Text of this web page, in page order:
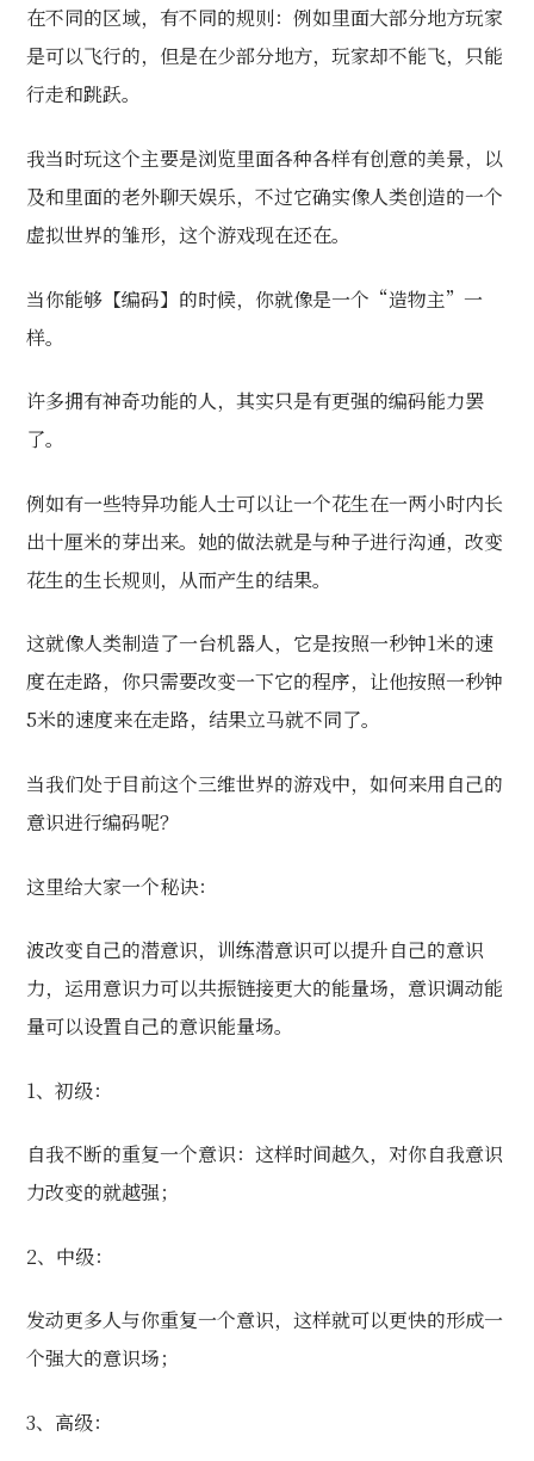
在不同的区域，有不同的规则：例如里面大部分地方玩家
是可以飞行的，但是在少部分地方，玩家却不能飞，只能
行走和跳跃。
我当时玩这个主要是浏览里面各种各样有创意的美景，以
及和里面的老外聊天娱乐，不过它确实像人类创造的一个
虚拟世界的雏形，这个游戏现在还在。
当你能够【编码】的时候，你就像是一个“造物主”一
样。
许多拥有神奇功能的人，其实只是有更强的编码能力罢
了。
例如有一些特异功能人士可以让一个花生在一两小时内长
出十厘米的芽出来。她的做法就是与种子进行沟通，改变
花生的生长规则，从而产生的结果。
这就像人类制造了一台机器人，它是按照一秒钟1米的速
度在走路，你只需要改变一下它的程序，让他按照一秒钟
5米的速度来在走路，结果立马就不同了。
当我们处于目前这个三维世界的游戏中，如何来用自己的
意识进行编码呢？
这里给大家一个秘诀：
波改变自己的潜意识，训练潜意识可以提升自己的意识
力，运用意识力可以共振链接更大的能量场，意识调动能
量可以设置自己的意识能量场。
1、初级：
自我不断的重复一个意识：这样时间越久，对你自我意识
力改变的就越强；
2、中级：
发动更多人与你重复一个意识，这样就可以更快的形成一
个强大的意识场；
3、高级：